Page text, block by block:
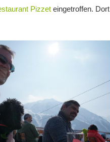
Pizzeteingetroffen. Dort